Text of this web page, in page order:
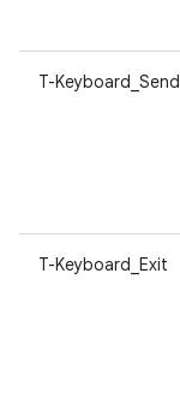
T-Keyboard_Send
T-Keyboard_Exit